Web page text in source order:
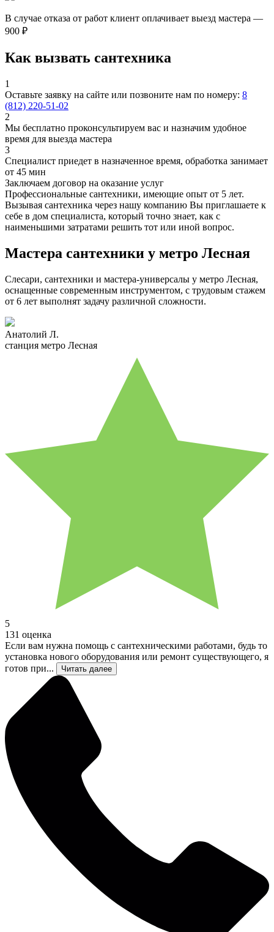
В случае отказа от работ клиент оплачивает выезд мастера —
900 ₽
Как вызвать сантехника
1
Оставьте заявку на сайте или позвоните нам по номеру: 8
(812) 220-51-02
2
Мы бесплатно проконсультируем вас и назначим удобное
время для выезда мастера
3
Специалист приедет в назначенное время, обработка занимает
от 45 мин
Заключаем договор на оказание услуг
Профессиональные сантехники, имеющие опыт от 5 лет.
Вызывая сантехника через нашу компанию Вы приглашаете к
себе в дом специалиста, который точно знает, как с
наименьшими затратами решить тот или иной вопрос.
Мастера сантехники у метро Лесная
Слесари, сантехники и мастера-универсалы у метро Лесная,
оснащенные современным инструментом, с трудовым стажем
от 6 лет выполнят задачу различной сложности.
Анатолий Л.
станция метро Лесная
5
131 оценка
Если вам нужна помощь с сантехническими работами, будь то
установка нового оборудования или ремонт существующего, я
готов при...
Читать далее